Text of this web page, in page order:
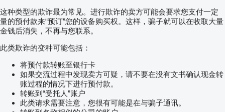
这种类型的欺诈最为常见。进行欺诈的卖方可能会要求您支付一定
量的预付款来“预订”您的设备购买权。这样，骗子就可以在收取大量
金钱后消失，不再与您联系。
此类欺诈的变种可能包括：
将预付款转账至银行卡
如果交流过程中发现卖方可疑，请不要在没有文书确认现金转
账过程的情况下进行预付款。
转账到“受托人”账户
此类请求需要注意，您很有可能是在与骗子通讯。